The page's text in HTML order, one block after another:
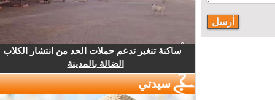
ساكنة تنغير تدعم حملات الحد من انتشار الكلاب
الضالة بالمدينة
سيدتي